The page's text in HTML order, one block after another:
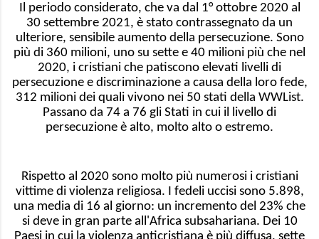
Il periodo considerato, che va dal 1° ottobre 2020 al
30 settembre 2021, è stato contrassegnato da un
ulteriore, sensibile aumento della persecuzione. Sono
più di 360 milioni, uno su sette e 40 milioni più che nel
2020, i cristiani che patiscono elevati livelli di
persecuzione e discriminazione a causa della loro fede,
312 milioni dei quali vivono nei 50 stati della WWList.
Passano da 74 a 76 gli Stati in cui il livello di
persecuzione è alto, molto alto o estremo.
Rispetto al 2020 sono molto più numerosi i cristiani
vittime di violenza religiosa. I fedeli uccisi sono 5.898,
una media di 16 al giorno: un incremento del 23% che
si deve in gran parte all'Africa subsahariana. Dei 10
Paesi in cui la violenza anticristiana è più diffusa, sette